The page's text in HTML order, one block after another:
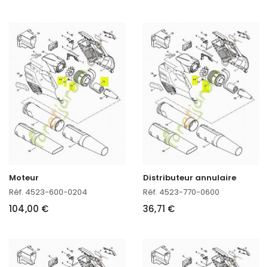
Moteur
Réf. 4523-600-0204
104,00 €
Distributeur annulaire
Réf. 4523-770-0600
36,71 €